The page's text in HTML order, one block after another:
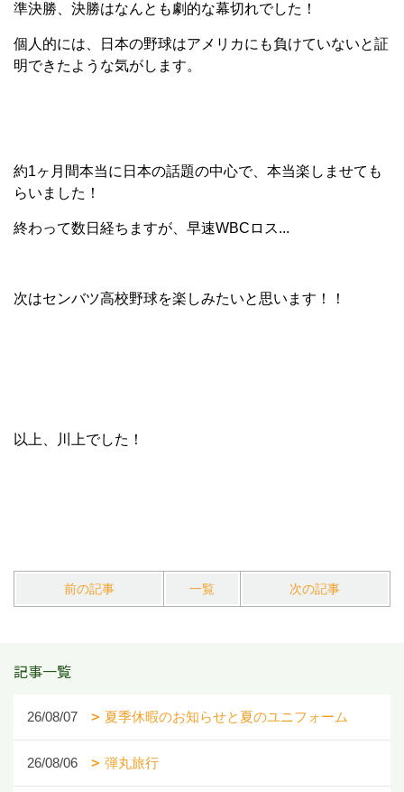
準決勝、決勝はなんとも劇的な幕切れでした！
個人的には、日本の野球はアメリカにも負けていないと証
明できたような気がします。
約1ヶ月間本当に日本の話題の中心で、本当楽しませても
らいました！
終わって数日経ちますが、早速WBCロス...
次はセンバツ高校野球を楽しみたいと思います！！
以上、川上でした！
前の記事 一覧 次の記事
記事一覧
26/08/07 夏季休暇のお知らせと夏のユニフォーム
26/08/06 弾丸旅行